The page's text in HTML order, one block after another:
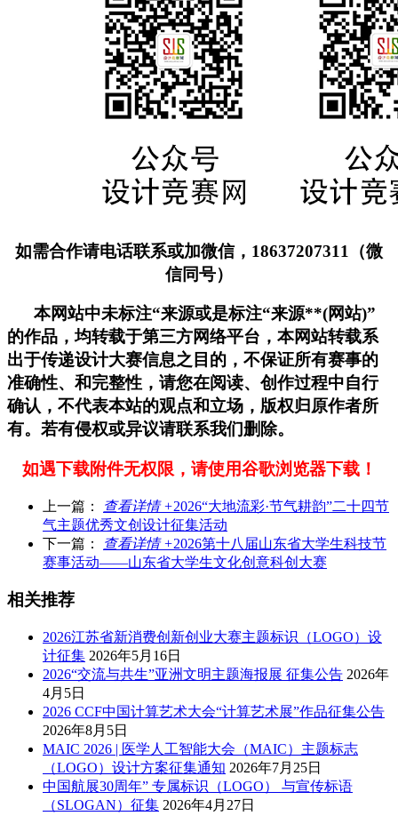
如需合作请电话联系或加微信，18637207311（微
信同号）
本网站中未标注“来源或是标注“来源**(网站)”
的作品，均转载于第三方网络平台，本网站转载系
出于传递设计大赛信息之目的，不保证所有赛事的
准确性、和完整性，请您在阅读、创作过程中自行
确认，不代表本站的观点和立场，版权归原作者所
有。若有侵权或异议请联系我们删除。
如遇下载附件无权限，请使用谷歌浏览器下载！
上一篇： 查看详情 +2026“大地流彩·节气耕韵”二十四节
气主题优秀文创设计征集活动
下一篇：
查看详情 +2026第十八届山东省大学生科技节
赛事活动——山东省大学生文化创意科创大赛
相关推荐
2026江苏省新消费创新创业大赛主题标识（LOGO）设
计征集 2026年5月16日
2026“交流与共生”亚洲文明主题海报展 征集公告 2026年
4月5日
2026 CCF中国计算艺术大会“计算艺术展”作品征集公告
2026年8月5日
MAIC 2026 | 医学人工智能大会（MAIC）主题标志
（LOGO）设计方案征集通知 2026年7月25日
中国航展30周年” 专属标识（LOGO） 与宣传标语
（SLOGAN）征集 2026年4月27日